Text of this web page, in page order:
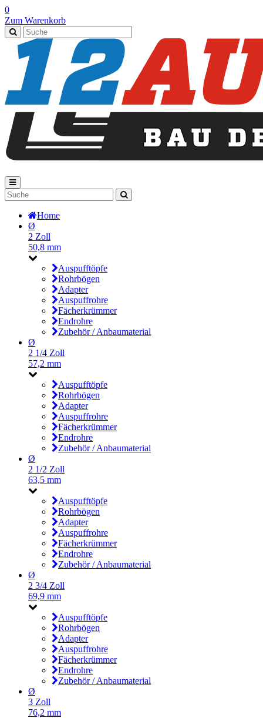
0
Zum Warenkorb
Home
Ø
2 Zoll
50,8 mm
Auspufftöpfe
Rohrbögen
Adapter
Auspuffrohre
Fächerkrümmer
Endrohre
Zubehör / Anbaumaterial
Ø
2 1/4 Zoll
57,2 mm
Auspufftöpfe
Rohrbögen
Adapter
Auspuffrohre
Fächerkrümmer
Endrohre
Zubehör / Anbaumaterial
Ø
2 1/2 Zoll
63,5 mm
Auspufftöpfe
Rohrbögen
Adapter
Auspuffrohre
Fächerkrümmer
Endrohre
Zubehör / Anbaumaterial
Ø
2 3/4 Zoll
69,9 mm
Auspufftöpfe
Rohrbögen
Adapter
Auspuffrohre
Fächerkrümmer
Endrohre
Zubehör / Anbaumaterial
Ø
3 Zoll
76,2 mm